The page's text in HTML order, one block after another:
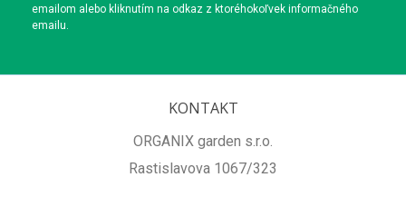
emailom alebo kliknutím na odkaz z ktoréhokoľvek informačného
emailu.
KONTAKT
ORGANIX garden s.r.o.
Rastislavova 1067/323